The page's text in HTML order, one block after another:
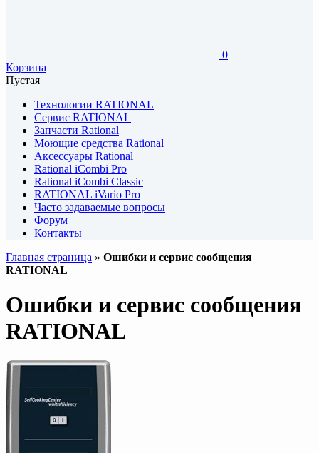
0
Корзина
Пустая
Технологии RATIONAL
Сервис RATIONAL
Запчасти Rational
Моющие средства Rational
Аксессуары Rational
Rational iCombi Pro
Rational iCombi Classic
RATIONAL iVario Pro
Часто задаваемые вопросы
Форум
Контакты
Главная страница » Ошибки и сервис сообщения
RATIONAL
Ошибки и сервис сообщения
RATIONAL